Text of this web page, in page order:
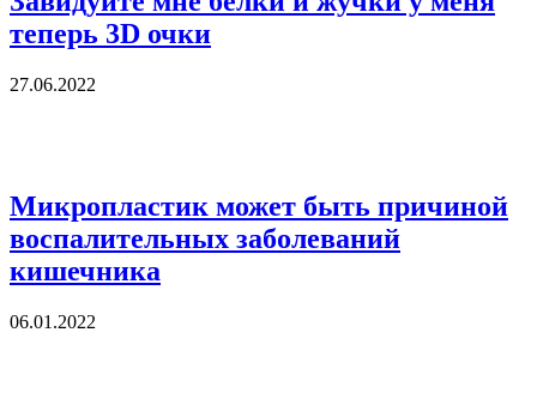
теперь 3D очки
27.06.2022
Микропластик может быть причиной
воспалительных заболеваний
кишечника
06.01.2022